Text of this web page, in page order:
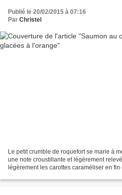
Publié le 20/02/2015 à 07:16
Par Christel
Le petit crumble de roquefort se marie à
une note croustillante et légèrement
légèrement les carottes caraméliser en fin